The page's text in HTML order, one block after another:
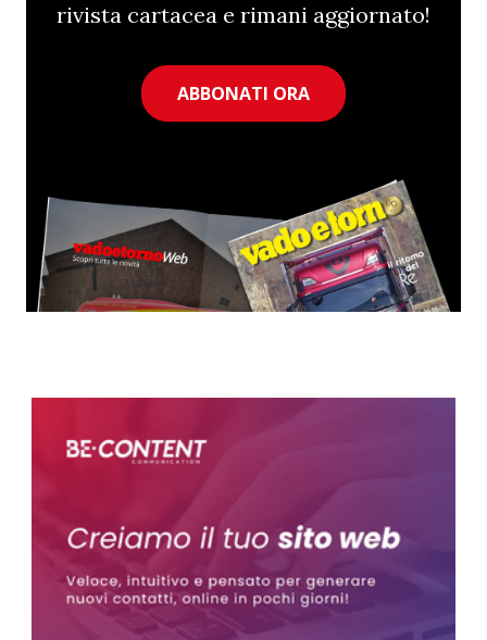
rivista cartacea e rimani aggiornato!
ABBONATI ORA